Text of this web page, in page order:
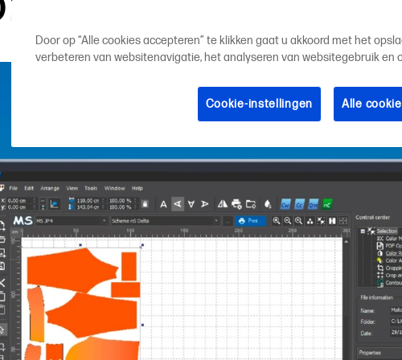
Door op “Alle cookies accepteren” te klikken gaat u akkoord met het
verbeteren van websitenavigatie, het analyseren van websitegebruik en
Cookie-instellingen Alle